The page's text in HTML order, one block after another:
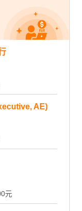
AE)
元